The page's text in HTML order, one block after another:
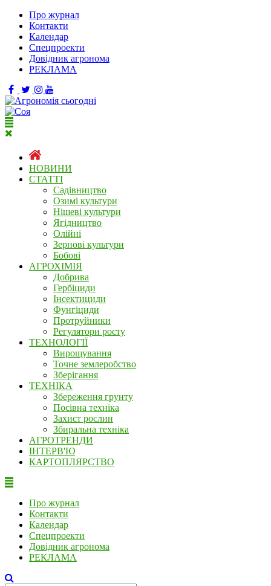
Про журнал
Контакти
Календар
Спецпроекти
Довідник агронома
РЕКЛАМА
НОВИНИ
СТАТТІ
Садівництво
Озимі культури
Нішеві культури
Ягідництво
Олійні
Зернові культури
Бобові
АГРОХІМІЯ
Добрива
Гербіциди
Інсектициди
Фунгіциди
Протруйники
Регулятори росту
ТЕХНОЛОГІЇ
Вирощування
Точне землеробство
Зберігання
ТЕХНІКА
Збереження грунту
Посівна техніка
Захист рослин
Збиральна техніка
АГРОТРЕНДИ
ІНТЕРВ'Ю
КАРТОПЛЯРСТВО
Про журнал
Контакти
Календар
Спецпроекти
Довідник агронома
РЕКЛАМА